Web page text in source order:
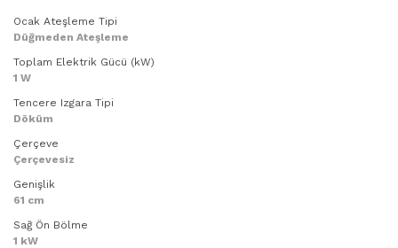
Ocak Ateşleme Tipi
Düğmeden Ateşleme
Toplam Elektrik Gücü (kW)
1 W
Tencere Izgara Tipi
Döküm
Çerçeve
Çerçevesiz
Genişlik
61 cm
Sağ Ön Bölme
1 kW